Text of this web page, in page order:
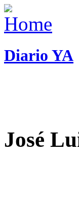
Diario YA
José